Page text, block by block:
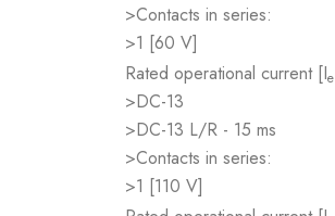
>Contacts in series:
>1 [60 V]
Rated operational current [Ie
>DC-13
>DC-13 L/R - 15 ms
>Contacts in series:
>1 [110 V]